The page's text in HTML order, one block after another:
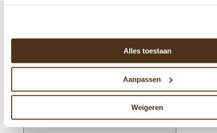
Alles toestaan
Aanpassen
Weigeren